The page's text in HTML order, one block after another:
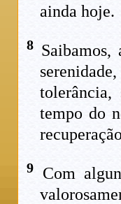
ainda hoje.
8
tolerância,
tempo do
9 Com